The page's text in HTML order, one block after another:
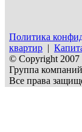
Политика
квартир |
© Copyright 2007
Группа
Все права